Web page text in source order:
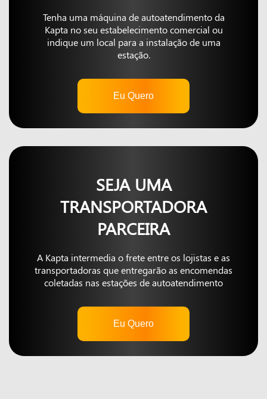
Tenha uma máquina de autoatendimento da
Kapta no seu estabelecimento comercial ou
indique um local para a instalação de uma
estação.
Eu Quero
SEJA UMA
TRANSPORTADORA
PARCEIRA
A Kapta intermedia o frete entre os lojistas e as
transportadoras que entregarão as encomendas
coletadas nas estações de autoatendimento
Eu Quero